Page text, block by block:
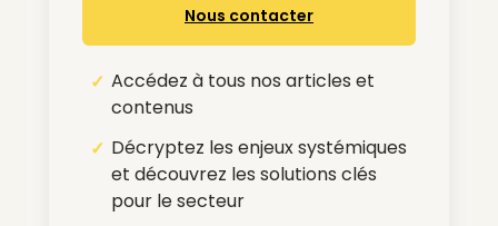
Nous contacter
Accédez à tous nos articles et
contenus
Décryptez les enjeux systémiques
et découvrez les solutions clés
pour le secteur